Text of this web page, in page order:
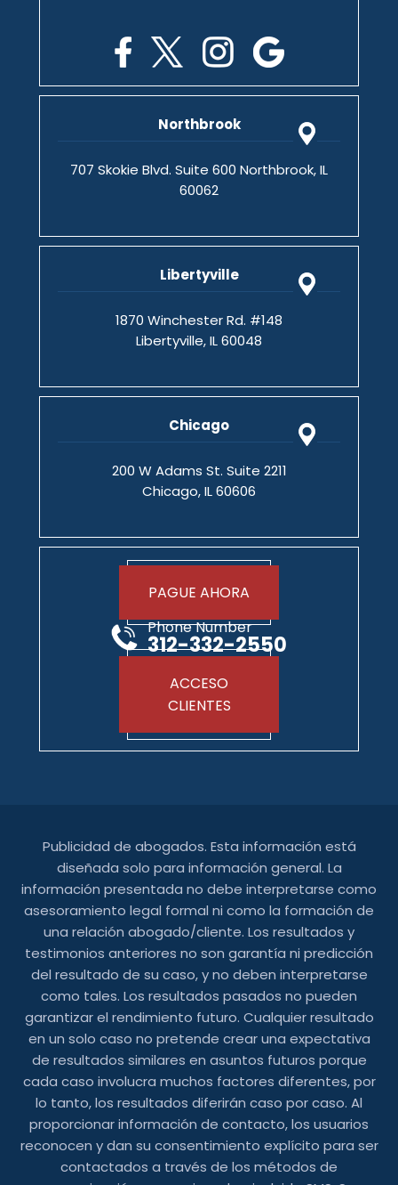
Northbrook
707 Skokie Blvd. Suite 600 Northbrook, IL
60062
Libertyville
1870 Winchester Rd. #148
Libertyville, IL 60048
Chicago
200 W Adams St. Suite 2211
Chicago, IL 60606
PAGUE AHORA
Phone Number
312-332-2550
ACCESO
CLIENTES
Publicidad de abogados. Esta información está
diseñada solo para información general. La
información presentada no debe interpretarse como
asesoramiento legal formal ni como la formación de
una relación abogado/cliente. Los resultados y
testimonios anteriores no son garantía ni predicción
del resultado de su caso, y no deben interpretarse
como tales. Los resultados pasados ​​no pueden
garantizar el rendimiento futuro. Cualquier resultado
en un solo caso no pretende crear una expectativa
de resultados similares en asuntos futuros porque
cada caso involucra muchos factores diferentes, por
lo tanto, los resultados diferirán caso por caso. Al
proporcionar información de contacto, los usuarios
reconocen y dan su consentimiento explícito para ser
contactados a través de los métodos de